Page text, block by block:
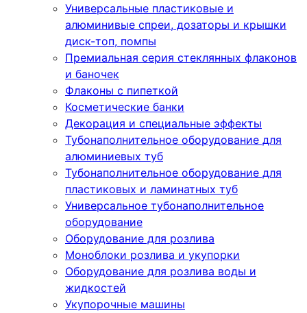
Универсальные пластиковые и
алюминивые спреи, дозаторы и крышки
диск-топ, помпы
Премиальная серия стеклянных флаконов
и баночек
Флаконы с пипеткой
Косметические банки
Декорация и специальные эффекты
Тубонаполнительное оборудование для
алюминиевых туб
Тубонаполнительное оборудование для
пластиковых и ламинатных туб
Универсальное тубонаполнительное
оборудование
Оборудование для розлива
Моноблоки розлива и укупорки
Оборудование для розлива воды и
жидкостей
Укупорочные машины